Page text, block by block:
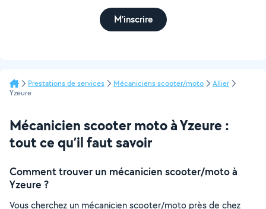
M'inscrire
Prestations de services Mécaniciens scooter/moto
Allier
Yzeure
Mécanicien scooter moto à Yzeure :
tout ce qu’il faut savoir
Comment trouver un mécanicien scooter/moto à
Yzeure ?
Vous cherchez un mécanicien scooter/moto près de chez